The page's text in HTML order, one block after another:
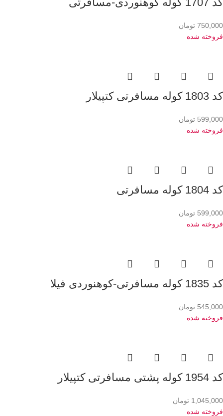
750,000 تومان
فروخته شده
کد 1803 کوله مسافرتی کتپیلار
599,000 تومان
فروخته شده
کد 1804 کوله مسافرتی
599,000 تومان
فروخته شده
کد 1835 کوله مسافرتی-کوهنوردی فیلا
545,000 تومان
فروخته شده
کد 1954 کوله پشتی مسافرتی کتپیلار
1,045,000 تومان
فروخته شده